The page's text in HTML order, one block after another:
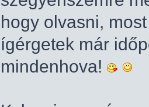
hogy olvasni,
ígérgetek már
mindenhova!